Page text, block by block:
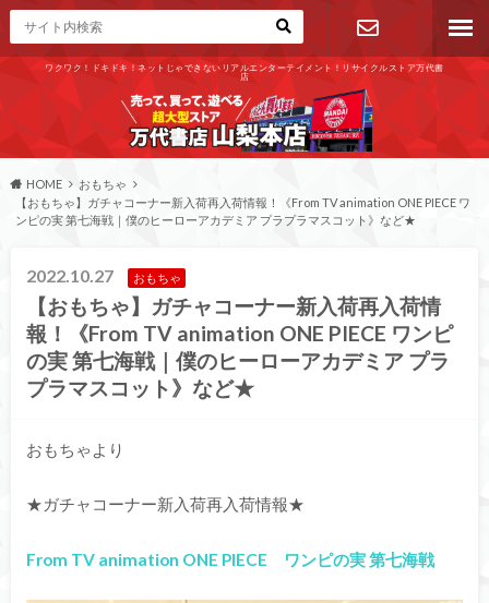
ワクワク！ドキドキ！ネットじゃできないリアルエンターテイメント！リサイクルストア万代書
店
お問い合わ
せ
HOME
おもちゃ
【おもちゃ】ガチャコーナー新入荷再入荷情報！《From TV animation ONE PIECE ワ
ンピの実 第七海戦｜僕のヒーローアカデミア プラプラマスコット》など★
2022.10.27 おもちゃ
【おもちゃ】ガチャコーナー新入荷再入荷情
報！《From TV animation ONE PIECE ワンピ
の実 第七海戦｜僕のヒーローアカデミア プラ
プラマスコット》など★
おもちゃより
★ガチャコーナー新入荷再入荷情報★
From TV animation ONE PIECE ワンピの実 第七海戦